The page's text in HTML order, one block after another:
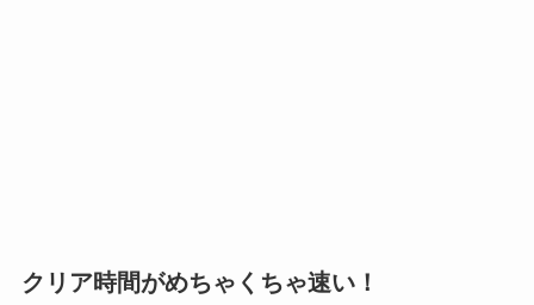
クリア時間がめちゃくちゃ速い！